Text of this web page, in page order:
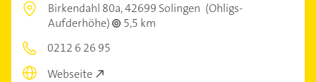
Birkendahl 80a,42699 Solingen (Ohligs-
Aufderhöhe)
5,5 km
0212 6 26 95
Webseite